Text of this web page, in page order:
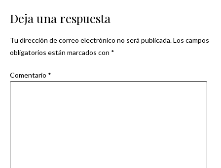
de
entradas
Deja una respuesta
Tu dirección de correo electrónico no será publicada.Los campos
obligatorios están marcados con *
Comentario *